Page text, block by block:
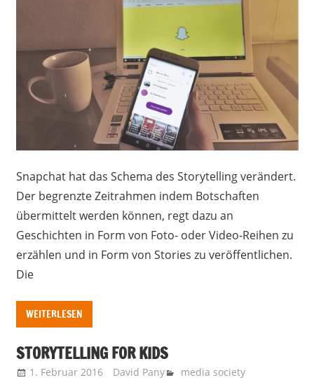
Snapchat hat das Schema des Storytelling verändert.
Der begrenzte Zeitrahmen indem Botschaften
übermittelt werden können, regt dazu an
Geschichten in Form von Foto- oder Video-Reihen zu
erzählen und in Form von Stories zu veröffentlichen.
Die
WEITERLESEN
STORYTELLING FOR KIDS
1. Februar 2016 David Pany media society